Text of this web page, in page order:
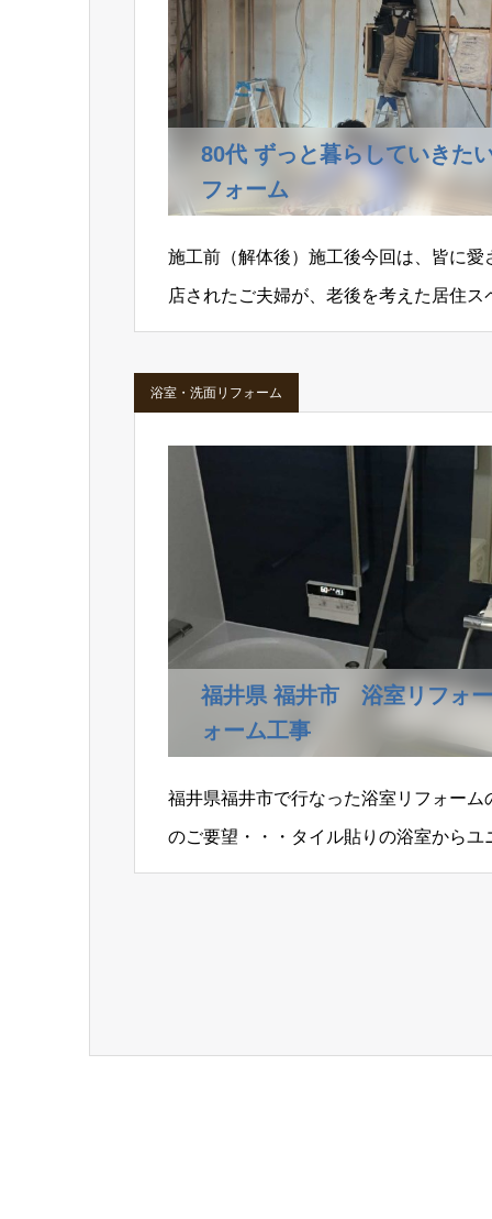
80代 ずっと暮らしていきた
フォーム
施工前（解体後）施工後今回は、皆に愛
店されたご夫婦が、老後を考えた居住
ことで、1階のフ…
浴室・洗面リフォーム
福井県 福井市 浴室リフォ
ォーム工事
福井県福井市で行なった浴室リフォーム
のご要望・・・タイル貼りの浴室からユ
い。Ｂｅｆｏｒｅ…